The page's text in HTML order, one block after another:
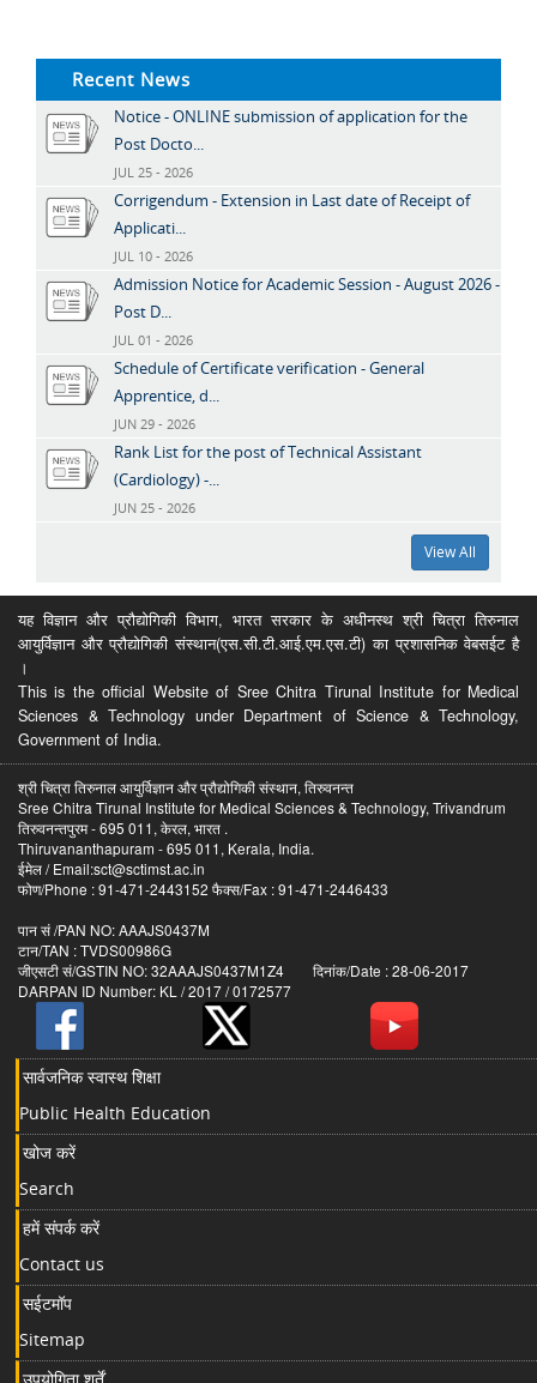
Recent News
Notice - ONLINE submission of application for the
Post Docto...
JUL 25 - 2026
Corrigendum - Extension in Last date of Receipt of
Applicati...
JUL 10 - 2026
Admission Notice for Academic Session - August 2026 -
Post D...
JUL 01 - 2026
Schedule of Certificate verification - General
Apprentice, d...
JUN 29 - 2026
Rank List for the post of Technical Assistant
(Cardiology) -...
JUN 25 - 2026
View All
यह विज्ञान और प्रौद्योगिकी विभाग, भारत सरकार के अधीनस्थ श्री चित्रा तिरुनाल
आयुर्विज्ञान और प्रौद्योगिकी संस्थान(एस.सी.टी.आई.एम.एस.टी) का प्रशासनिक वेबसईट है
।
This is the official Website of Sree Chitra Tirunal Institute for Medical
Sciences & Technology under Department of Science & Technology,
Government of India.
श्री चित्रा तिरुनाल आयुर्विज्ञान और प्रौद्योगिकी संस्थान, तिरुवनन्त
Sree Chitra Tirunal Institute for Medical Sciences & Technology, Trivandrum
तिरुवनन्तपुरम - 695 011, केरल, भारत .
Thiruvananthapuram - 695 011, Kerala, India.
ईमेल / Email:sct@sctimst.ac.in
फोण/Phone : 91-471-2443152 फैक्स/Fax : 91-471-2446433
पान सं /PAN NO: AAAJS0437M
टान/TAN : TVDS00986G
जीएसटी सं/GSTIN NO: 32AAAJS0437M1Z4 दिनांक/Date : 28-06-2017
DARPAN ID Number: KL / 2017 / 0172577
सार्वजनिक स्वास्थ शिक्षा
Public Health Education
खोज करें
Search
हमें संपर्क करें
Contact us
सईटमॉप
Sitemap